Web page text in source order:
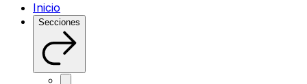
Inicio
Secciones